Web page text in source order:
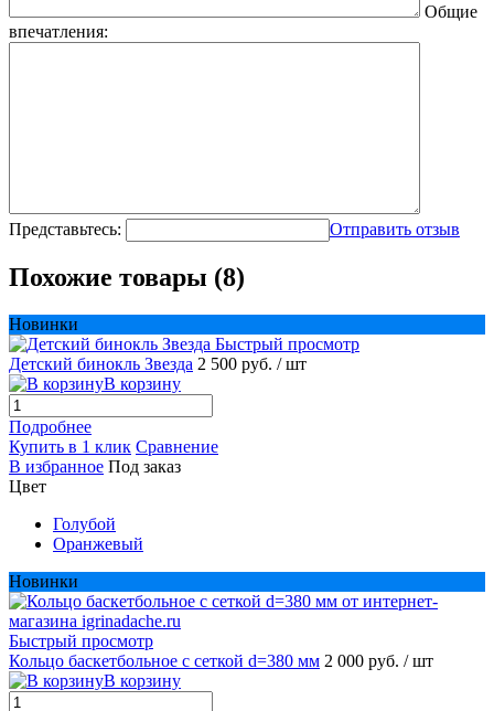
Общие
впечатления:
Представьтесь: Отправить отзыв
Похожие товары (8)
Новинки
Быстрый просмотр
Детский бинокль Звезда 2 500 руб. / шт
В корзину
Подробнее
Купить в 1 клик Сравнение
В избранное Под заказ
Цвет
Голубой
Оранжевый
Новинки
Быстрый просмотр
Кольцо баскетбольное с сеткой d=380 мм 2 000 руб. / шт
В корзину